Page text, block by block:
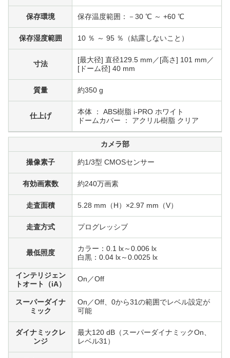
保存環境 保存温度範囲：－30 ℃ ～ +60 ℃
保存湿度範囲 10 ％ ～ 95 ％（結露しないこと）
寸法
[最大径] 直径129.5 mm／[高さ] 101 mm／
[ドーム径] 40 mm
質量 約350 g
仕上げ
本体 ： ABS樹脂 i-PRO ホワイト
ドームカバー ： アクリル樹脂 クリア
カメラ部
撮像素子 約1/3型 CMOSセンサー
有効画素数 約240万画素
走査面積 5.28 mm（H）×2.97 mm（V）
走査方式 プログレッシブ
最低照度
カラー：0.1 lx～0.006 lx
白黒：0.04 lx～0.0025 lx
インテリジェン
トオート（iA）
On／Off
スーパーダイナ
ミック
On／Off、0から31の範囲でレベル設定が
可能
ダイナミックレ
ンジ
最大120 dB（スーパーダイナミックOn、
レベル31）